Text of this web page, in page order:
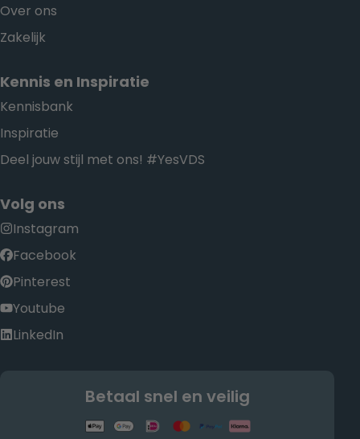
Over ons
Zakelijk
Kennis en Inspiratie
Kennisbank
Inspiratie
Deel jouw stijl met ons! #YesVDS
Volg ons
Instagram
Facebook
Pinterest
Youtube
LinkedIn
Betaal snel en veilig